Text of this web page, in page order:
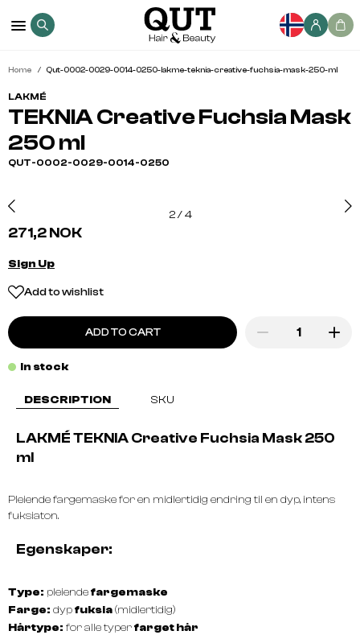
Home Qut-0002-0029-0014-0250-lakme-teknia-creative-fuchsia-mask-250-ml
LAKMÉ
TEKNIA Creative Fuchsia Mask
250 ml
QUT-0002-0029-0014-0250
2/4
271,2 NOK
Sign Up
Add to wishlist
ADD TO CART
In stock
DESCRIPTION SKU
LAKMÉ TEKNIA Creative Fuchsia Mask 250
ml
Pleiende fargemaske for en midlertidig endring til en dyp, intens
fuksiaton.
Egenskaper:
Type: pleiendefargemaske
Farge: dypfuksia(midlertidig)
Hårtype: for alle typerfarget hår